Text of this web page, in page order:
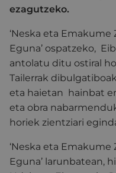
ezagutzeko.
‘Neska eta
Eguna’ ospatzeko,
antolatu ditu ostiral
Tailerrak
eta haietan hainbat
eta obra
horiek zientziari
‘Neska eta
Eguna’ larunbatean,